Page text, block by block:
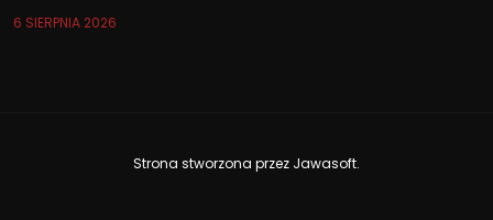
6 SIERPNIA 2026
Strona stworzona przez Jawasoft.